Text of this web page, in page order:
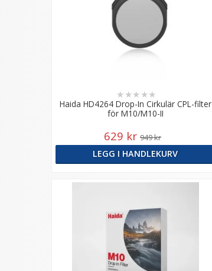
Haida HD4264 Drop-In Cirkulär CPL-filter
för M10/M10-II
★ ★★ ★★
629 kr 949 kr
LEGG I HANDLEKURV